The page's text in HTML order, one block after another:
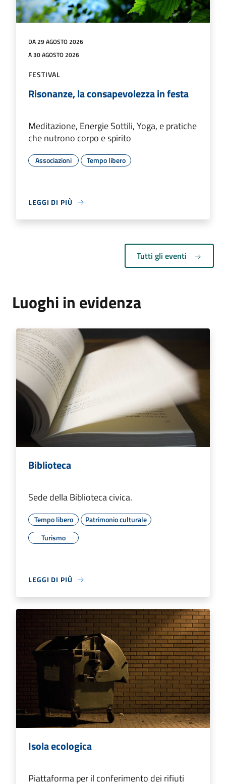
DA 29 AGOSTO 2026
A 30 AGOSTO 2026
FESTIVAL
Risonanze, la consapevolezza in festa
Meditazione, Energie Sottili, Yoga, e pratiche
che nutrono corpo e spirito
Associazioni Tempo libero
LEGGI DI PIÙ
Tutti gli eventi
Luoghi in evidenza
Biblioteca
Sede della Biblioteca civica.
Tempo libero
Patrimonio culturale
Turismo
LEGGI DI PIÙ
Isola ecologica
Piattaforma per il conferimento dei rifiuti